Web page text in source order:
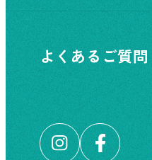
よくあるご質問